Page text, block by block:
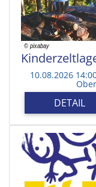
10.08.2026
DETAIL